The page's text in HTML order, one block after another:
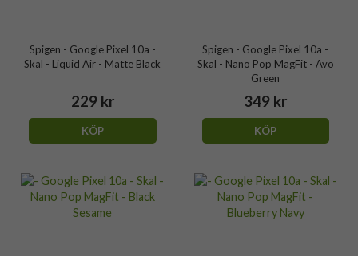
Spigen - Google Pixel 10a -
Skal - Liquid Air - Matte Black
229 kr
KÖP
Spigen - Google Pixel 10a -
Skal - Nano Pop MagFit - Avo
Green
349 kr
KÖP